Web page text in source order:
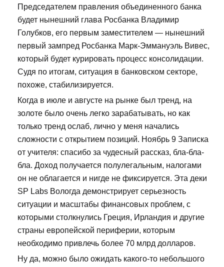
Председателем правления объединенного банка
будет нынешний глава Росбанка Владимир
Голубков, его первым заместителем — нынешний
первый зампред Росбанка Марк-Эммануэль Вивес,
который будет курировать процесс консолидации.
Судя по итогам, ситуация в банковском секторе,
похоже, стабилизируется.
Когда в июле и августе на рынке был тренд, на
золоте было очень легко зарабатывать, но как
только тренд ослаб, лично у меня начались
сложности с открытием позиций. Ноябрь 9 Записка
от учителя: спасибо за чудесный рассказ, бла-бла-
бла. Доход получается полулегальным, налогами
он не облагается и нигде не фиксируется. Эта деки
SP Labs Вологда демонстрирует серьезность
ситуации и масштабы финансовых проблем, с
которыми столкнулись Греция, Ирландия и другие
страны европейской периферии, которым
необходимо привлечь более 70 млрд долларов.
Ну да, можно было ожидать какого-то небольшого